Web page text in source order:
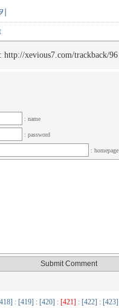
http://xevious7.com/trackback/96
: name
: password
:
: [419] : [420] : [421] : [422] : [423]